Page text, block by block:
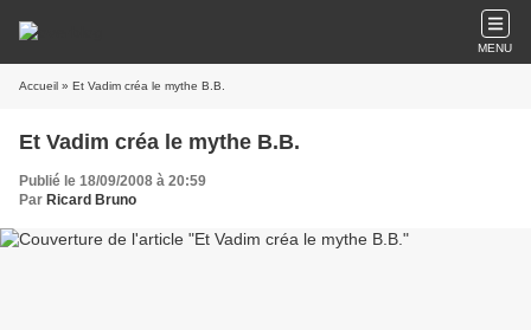
MENU
Accueil » Et Vadim créa le mythe B.B.
Et Vadim créa le mythe B.B.
Publié le 18/09/2008 à 20:59
Par Ricard Bruno